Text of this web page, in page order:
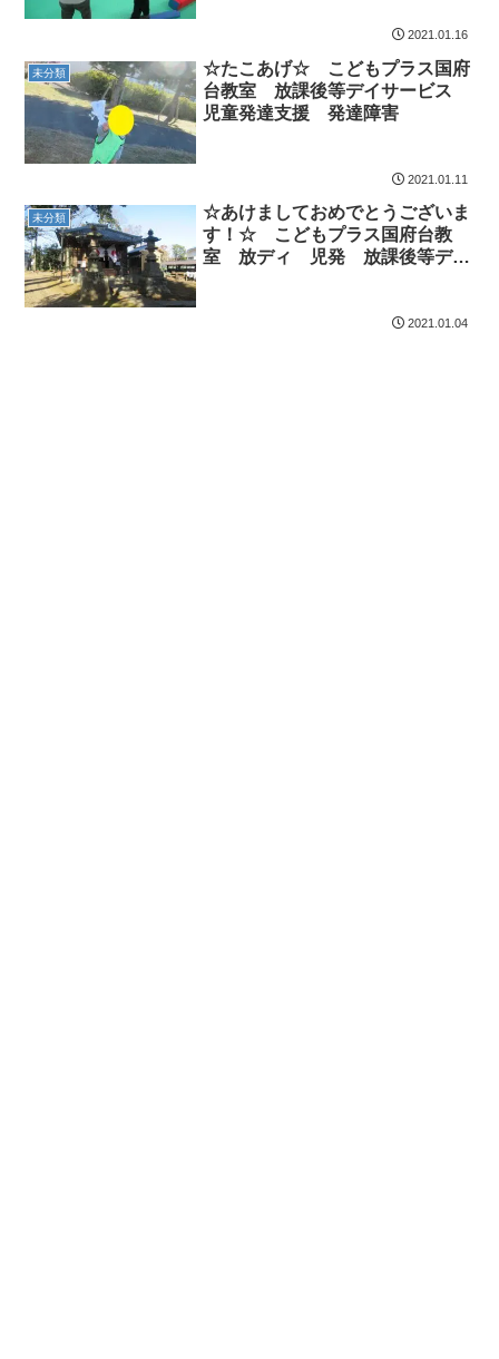
2021.01.16
未分類
☆たこあげ☆ こどもプラス国府
台教室 放課後等デイサービス
児童発達支援 発達障害
2021.01.11
未分類
☆あけましておめでとうございま
す！☆ こどもプラス国府台教
室 放ディ 児発 放課後等デイ
市川 市川市 本八幡 国府台
2021.01.04